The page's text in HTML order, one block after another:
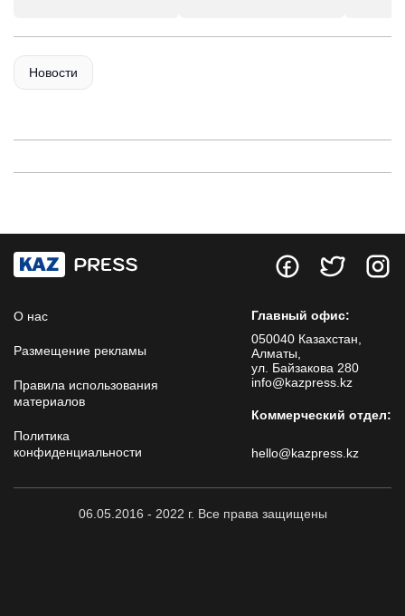
Новости
О нас
Размещение рекламы
Правила использования
материалов
Политика
конфиденциальности
Главный офис:
050040 Казахстан,
Алматы,
ул. Байзакова 280
info@kazpress.kz
Коммерческий отдел:
hello@kazpress.kz
06.05.2016 - 2022 г. Все права защищены